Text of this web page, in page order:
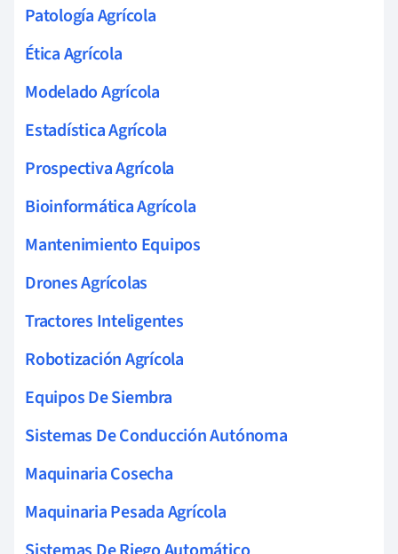
Patología Agrícola
Ética Agrícola
Modelado Agrícola
Estadística Agrícola
Prospectiva Agrícola
Bioinformática Agrícola
Mantenimiento Equipos
Drones Agrícolas
Tractores Inteligentes
Robotización Agrícola
Equipos De Siembra
Sistemas De Conducción Autónoma
Maquinaria Cosecha
Maquinaria Pesada Agrícola